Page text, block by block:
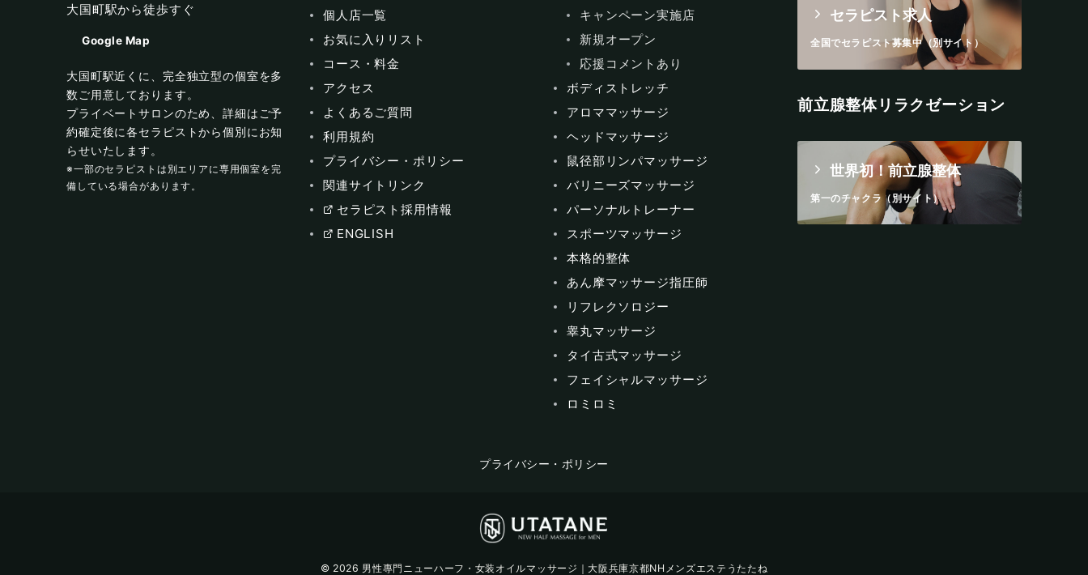
大国町駅から徒歩すぐ
Google Map
大国町駅近くに、完全独立型の個室を多
数ご用意しております。
プライベートサロンのため、詳細はご予
約確定後に各セラピストから個別にお知
らせいたします。
※一部のセラピストは別エリアに専用個室を完
備している場合があります。
個人店一覧
お気に入りリスト
コース・料金
アクセス
よくあるご質問
利用規約
プライバシー・ポリシー
関連サイトリンク
セラピスト採用情報
ENGLISH
キャンペーン実施店
新規オープン
応援コメントあり
ボディストレッチ
アロママッサージ
ヘッドマッサージ
鼠径部リンパマッサージ
バリニーズマッサージ
パーソナルトレーナー
スポーツマッサージ
本格的整体
あん摩マッサージ指圧師
リフレクソロジー
睾丸マッサージ
タイ古式マッサージ
フェイシャルマッサージ
ロミロミ
セラピスト求人
全国でセラピスト募集中（別サイト）
前立腺整体リラクゼーション
世界初！前立腺整体
第一のチャクラ（別サイト）
プライバシー・ポリシー
© 2026 男性專門ニューハーフ・女装オイルマッサージ｜大阪兵庫京都NHメンズエステうたたね